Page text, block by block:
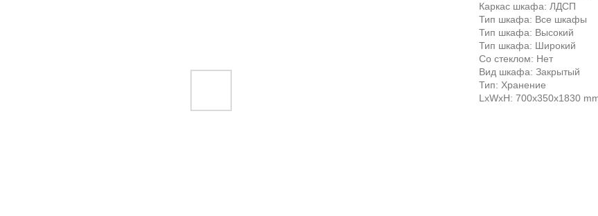
Каркас шкафа: ЛДСП
Тип шкафа: Все шкафы
Тип шкафа: Высокий
Тип шкафа: Широкий
Со стеклом: Нет
Вид шкафа: Закрытый
Тип: Хранение
LxWxH: 700x350x1830